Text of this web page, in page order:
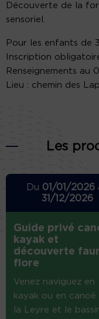
Découverte de la
sensoriel.
Pour les enfants de
Inscription
Renseignements au
Lieu : chemin des
Les
Du 01/01/2026
31/12/2026
Guide privé
kayak et
découverte
flore
Venez naviguez en
kayak ou en canoë
la Leyre et le